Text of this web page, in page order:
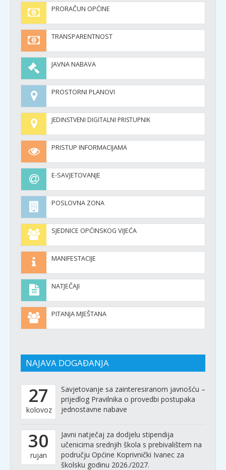
PRORAČUN OPĆINE
TRANSPARENTNOST
JAVNA NABAVA
PROSTORNI PLANOVI
JEDINSTVENI DIGITALNI PRISTUPNIK
PRISTUP INFORMACIJAMA
E-SAVJETOVANJE
POSLOVNA ZONA
SJEDNICE OPĆINSKOG VIJEĆA
MANIFESTACIJE
NATJEČAJI
PITANJA MJEŠTANA
NAJAVA DOGAĐANJA
27
kolovoz
Savjetovanje sa zainteresiranom javnošću –
prijedlog Pravilnika o provedbi postupaka
jednostavne nabave
30
rujan
Javni natječaj za dodjelu stipendija
učenicima srednjih škola s prebivalištem na
području Općine Koprivnički Ivanec za
školsku godinu 2026./2027.